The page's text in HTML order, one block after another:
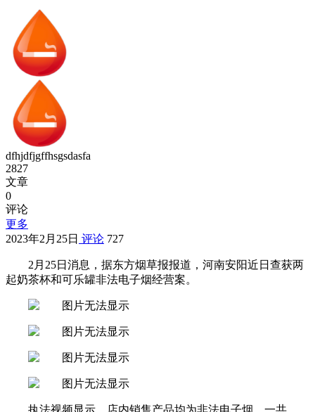
dfhjdfjgffhsgsdasfa
2827
文章
0
评论
更多
2023年2月25日 评论 727
2月25日消息，据东方烟草报报道，河南安阳近日查获两
起奶茶杯和可乐罐非法电子烟经营案。